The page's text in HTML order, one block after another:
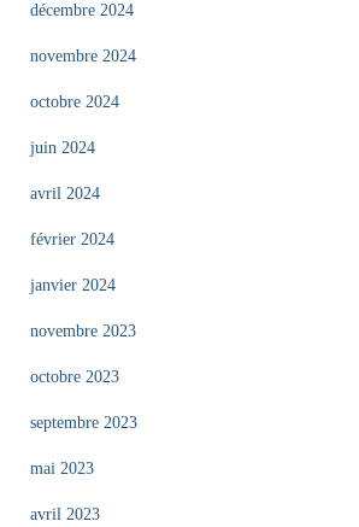
décembre 2024
novembre 2024
octobre 2024
juin 2024
avril 2024
février 2024
janvier 2024
novembre 2023
octobre 2023
septembre 2023
mai 2023
avril 2023